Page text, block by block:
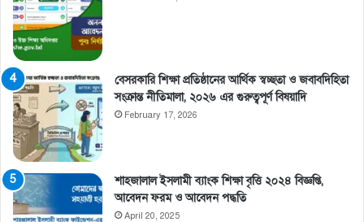
বেসরকারি শিক্ষা প্রতিষ্ঠানের আর্থিক স্বচ্ছতা ও জবাবদিহিতা
সংক্রান্ত নীতিমালা, ২০২৬ এর গুরুত্বপূর্ণ বিষয়াদি
February 17, 2026
শাহজালাল ইসলামী ব্যাংক শিক্ষা বৃত্তি ২০২৪ বিজ্ঞপ্তি,
আবেদন ফরম ও আবেদন পদ্ধতি
April 20, 2025